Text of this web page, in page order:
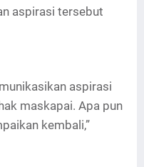
aspirasi tersebut
aspirasi
maskapai. Apa pun
kembali,”